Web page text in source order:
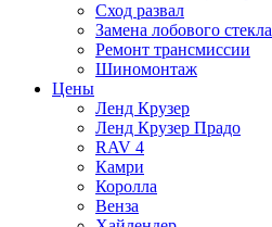
Сход развал
Замена лобового стекла
Ремонт трансмиссии
Шиномонтаж
Цены
Ленд Крузер
Ленд Крузер Прадо
RAV 4
Камри
Королла
Венза